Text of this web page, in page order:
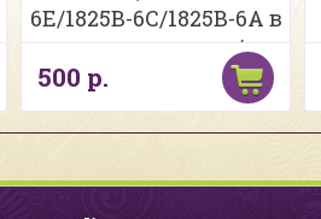
6E/1825B-6C/1825B-6A в
ассортименте в/к
500 р.